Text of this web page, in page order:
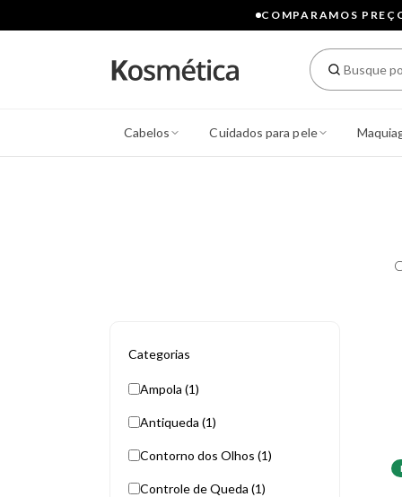
COMPARAMOS
Cabelos Cuidados para pele
Categorias
Ampola (1)
Antiqueda (1)
Contorno dos Olhos (1)
Controle de Queda (1)